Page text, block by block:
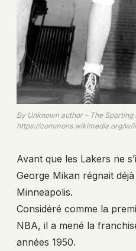
By Unknown author – The
https://commons.wikimedia.org/w/
Avant que les Lakers ne
George Mikan régnait
Minneapolis.
Considéré comme la
NBA, il a mené la
années 1950.